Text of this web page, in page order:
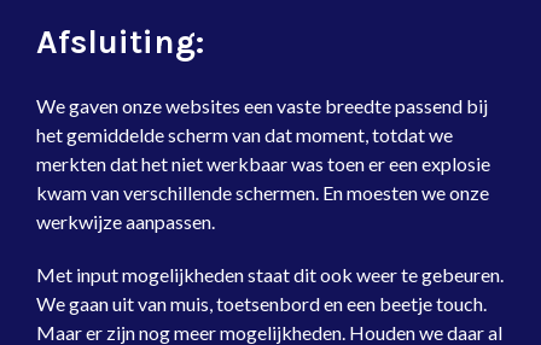
Afsluiting:
We gaven onze websites een vaste breedte passend bij
het gemiddelde scherm van dat moment, totdat we
merkten dat het niet werkbaar was toen er een explosie
kwam van verschillende schermen. En moesten we onze
werkwijze aanpassen.
Met input mogelijkheden staat dit ook weer te gebeuren.
We gaan uit van muis, toetsenbord en een beetje touch.
Maar er zijn nog meer mogelijkheden. Houden we daar al